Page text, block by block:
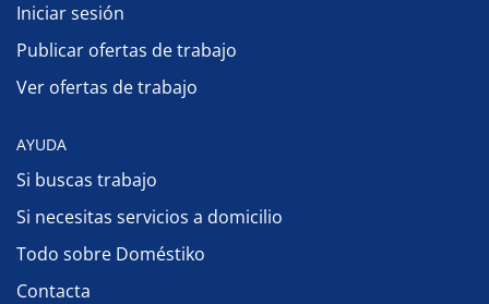
Iniciar sesión
Publicar ofertas de trabajo
Ver ofertas de trabajo
AYUDA
Si buscas trabajo
Si necesitas servicios a domicilio
Todo sobre Doméstiko
Contacta